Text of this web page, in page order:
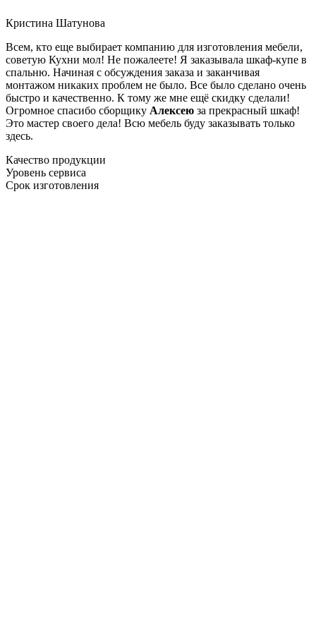
Кристина Шатунова
Всем, кто еще выбирает компанию для изготовления мебели,
советую Кухни мол! Не пожалеете! Я заказывала шкаф-купе в
спальню. Начиная с обсуждения заказа и заканчивая
монтажом никаких проблем не было. Все было сделано очень
быстро и качественно. К тому же мне ещё скидку сделали!
Огромное спасибо сборщику Алексею за прекрасный шкаф!
Это мастер своего дела! Всю мебель буду заказывать только
здесь.
Качество продукции
Уровень сервиса
Срок изготовления